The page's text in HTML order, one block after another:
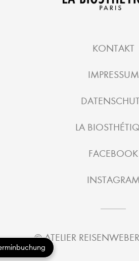
KONTAKT
IMPRESSUM
LA
FACEBOOK
INSTAGRAM
©ATELIER REISENWEBER